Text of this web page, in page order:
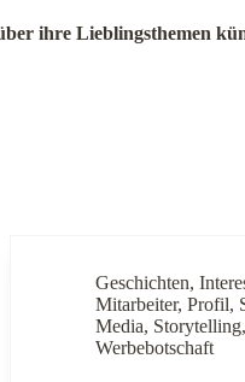
ihre Lieblingsthemen
Geschichten,
Mitarbeiter,Profil,
Media, Storytelling
Werbebotschaft